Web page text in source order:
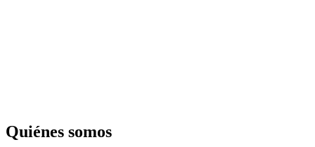
Quiénes somos